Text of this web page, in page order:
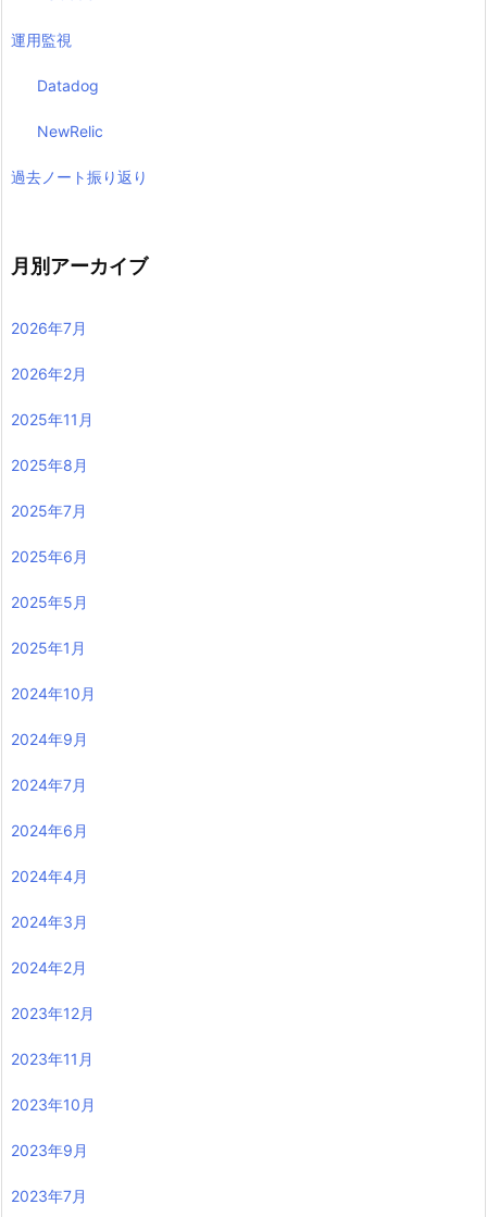
運用監視
Datadog
NewRelic
過去ノート振り返り
月別アーカイブ
2026年7月
2026年2月
2025年11月
2025年8月
2025年7月
2025年6月
2025年5月
2025年1月
2024年10月
2024年9月
2024年7月
2024年6月
2024年4月
2024年3月
2024年2月
2023年12月
2023年11月
2023年10月
2023年9月
2023年7月